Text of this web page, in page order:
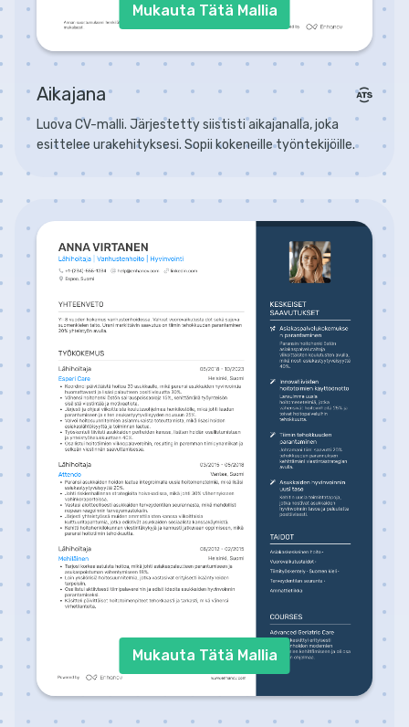
Mukauta Tätä Mallia
Aikajana
Luova CV-malli. Järjestetty siististi aikajanalla, joka
esittelee urakehityksesi. Sopii kokeneille työntekijöille.
Mukauta Tätä Mallia